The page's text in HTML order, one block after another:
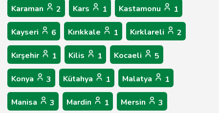
Karaman 2 Kars 1 Kastamonu 1
Kayseri 6 Kırıkkale 1 Kırklareli 2
Kırşehir 1 Kilis 1 Kocaeli 5
Konya 3 Kütahya 1 Malatya 1
Manisa 3 Mardin 1 Mersin 3